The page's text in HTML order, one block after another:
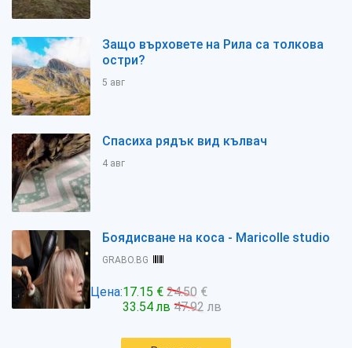
Защо върховете на Рила са толкова
остри?
5 авг
Спасиха рядък вид кълвач
4 авг
Боядисване на коса - Maricolle studio
GRABO.BG
Цена:17.15 € 24.50 €
33.54 лв 47.92 лв